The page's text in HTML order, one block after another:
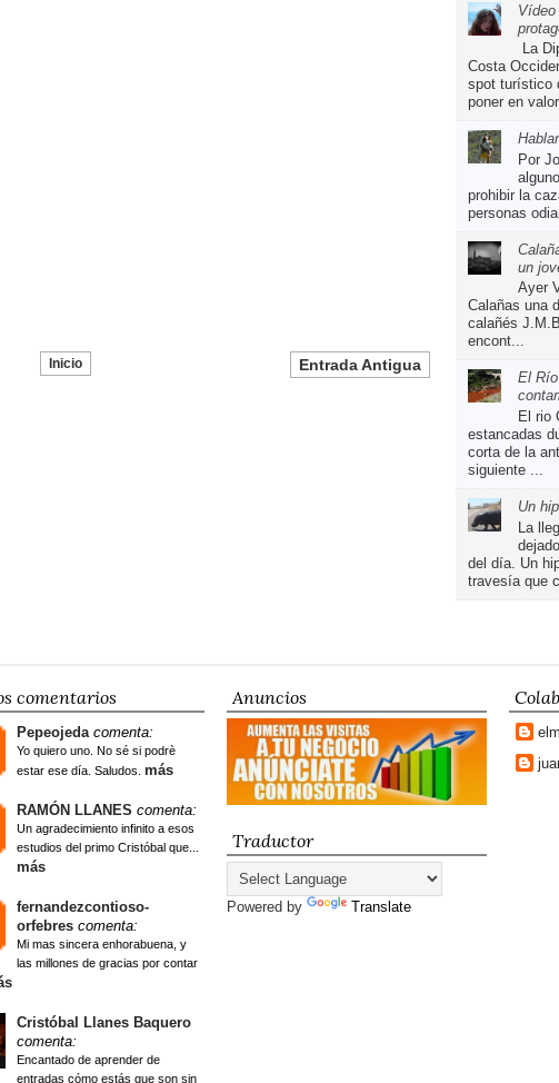
Entrada Antigua
Inicio
La
Costa
spot turístico
poner en
Por
prohibir la
personas
un
Ayer
Calañas una
calañés
encont...
El
El rio
estancadas
corta de la
siguiente ...
Un
La
del día. Un
travesía que
comentarios
Pepeojeda comenta:
Yo quiero uno. No sé si podrè
estar ese día. Saludos. más
RAMÓN LLANES comenta:
Un agradecimiento infinito a esos
estudios del primo Cristóbal que...
más
fernandezcontioso-
orfebres comenta:
Mi mas sincera enhorabuena, y
las millones de gracias por contar
Cristóbal Llanes Baquero
comenta:
Encantado de aprender de
entradas cómo estás que son sin
Anuncios
Traductor
Powered by Translate